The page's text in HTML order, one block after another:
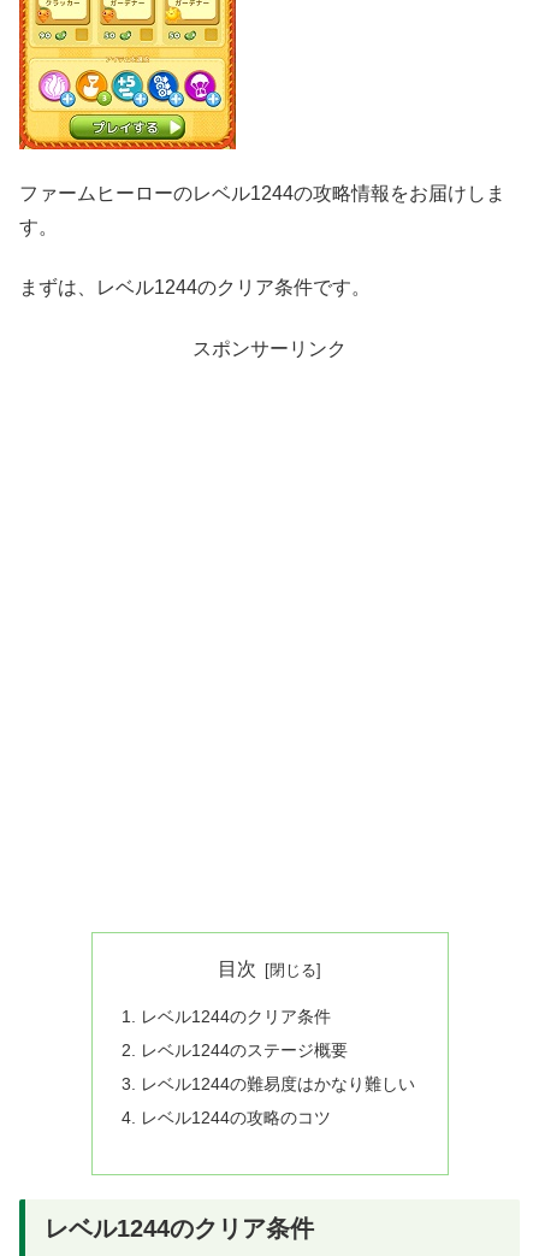
ファームヒーローのレベル1244の攻略情報をお届けしま
す。
まずは、レベル1244のクリア条件です。
スポンサーリンク
目次
レベル1244のクリア条件
レベル1244のステージ概要
レベル1244の難易度はかなり難しい
レベル1244の攻略のコツ
レベル1244のクリア条件